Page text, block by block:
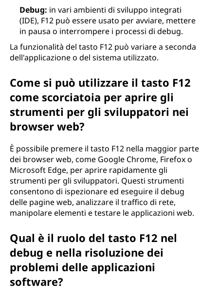
Debug: in vari ambienti di sviluppo integrati
(IDE), F12 può essere usato per avviare, mettere
in pausa o interrompere i processi di debug.
La funzionalità del tasto F12 può variare a seconda
dell'applicazione o del sistema utilizzato.
Come si può utilizzare il tasto F12
come scorciatoia per aprire gli
strumenti per gli sviluppatori nei
browser web?
È possibile premere il tasto F12 nella maggior parte
dei browser web, come Google Chrome, Firefox o
Microsoft Edge, per aprire rapidamente gli
strumenti per gli sviluppatori. Questi strumenti
consentono di ispezionare ed eseguire il debug
delle pagine web, analizzare il traffico di rete,
manipolare elementi e testare le applicazioni web.
Qual è il ruolo del tasto F12 nel
debug e nella risoluzione dei
problemi delle applicazioni
software?